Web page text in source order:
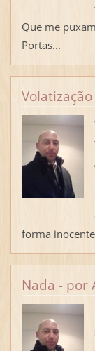
Que me
Portas...
forma
Nada - por